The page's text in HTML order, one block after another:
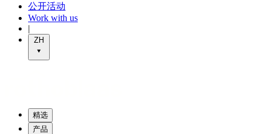
公开活动
Work with us
|
ZH
精选
产品